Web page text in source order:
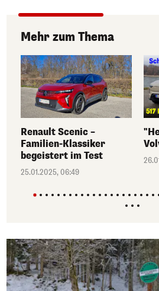
Mehr zum Thema
Renault Scenic –
Familien-Klassiker
begeistert im Test
25.01.2025, 06:49